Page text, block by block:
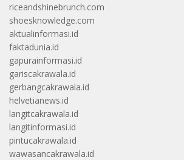
riceandshinebrunch.com
shoesknowledge.com
aktualinformasi.id
faktadunia.id
gapurainformasi.id
gariscakrawala.id
gerbangcakrawala.id
helvetianews.id
langitcakrawala.id
langitinformasi.id
pintucakrawala.id
wawasancakrawala.id